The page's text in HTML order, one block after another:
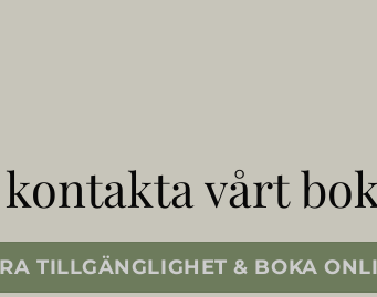
vårt
TILLGÄNGLIGHET & BOKA